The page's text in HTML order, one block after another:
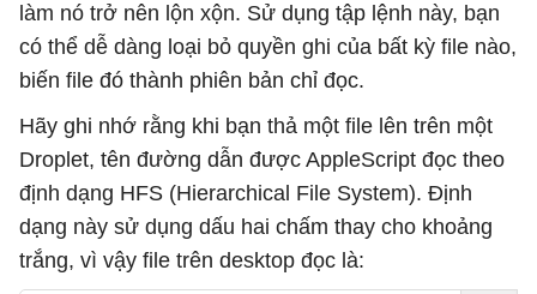
làm nó trở nên lộn xộn. Sử dụng tập lệnh này, bạn
có thể dễ dàng loại bỏ quyền ghi của bất kỳ file nào,
biến file đó thành phiên bản chỉ đọc.
Hãy ghi nhớ rằng khi bạn thả một file lên trên một
Droplet, tên đường dẫn được AppleScript đọc theo
định dạng HFS (Hierarchical File System). Định
dạng này sử dụng dấu hai chấm thay cho khoảng
trắng, vì vậy file trên desktop đọc là: